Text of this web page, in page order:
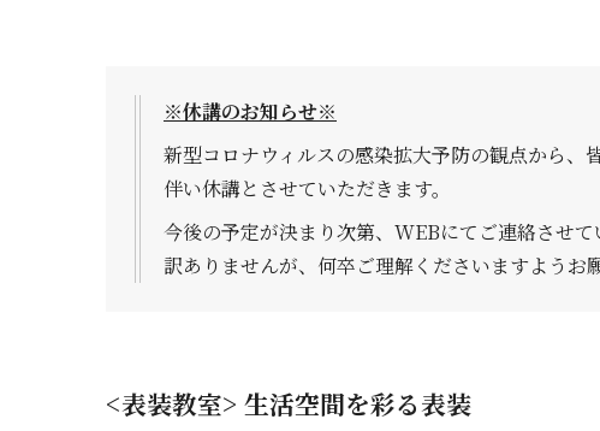
※休講のお知らせ※
新型コロナウィルスの感染拡大予防の観点から
伴い休講とさせていただきます。
今後の予定が決まり次第、WEBにてご連絡させ
訳ありませんが、何卒ご理解くださいますようお
<表装教室> 生活空間を彩る表装